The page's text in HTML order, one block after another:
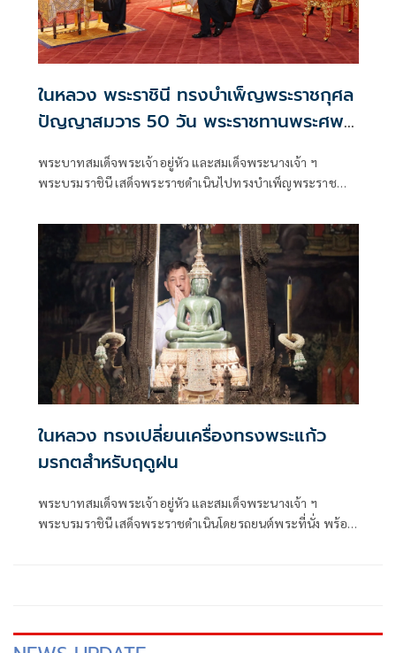
ในหลวง พระราชินี ทรงบำเพ็ญพระราชกุศล
ปัญญาสมวาร 50 วัน พระราชทานพระศพ
เจ้าฟ้าพัชรกิติยาภาฯ
พระบาทสมเด็จพระเจ้าอยู่หัว และสมเด็จพระนางเจ้า ฯ
พระบรมราชินี เสด็จพระราชดำเนินไปทรงบำเพ็ญพระราช
พระเจ้าลูกเธอ เจ้าฟ้าพัชรกิติยาภา นเรนทิราเทพยวดี กรม
หลวงราชสาริณีสิริพัชร มหาวัชรราชธิดา ณ พระที่นั่งพิมานรัต
ยา พระบรมมหาราชวัง
ในหลวง ทรงเปลี่ยนเครื่องทรงพระแก้ว
มรกตสำหรับฤดูฝน
พระบาทสมเด็จพระเจ้าอยู่หัว และสมเด็จพระนางเจ้า ฯ
พระบรมราชินี เสด็จพระราชดำเนินโดยรถยนต์พระที่นั่ง พร้อม